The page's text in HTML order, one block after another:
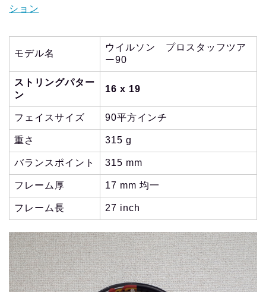
ション
モデル名
ウイルソン プロスタッフツア
ー90
ストリングパター
ン
16 x 19
フェイスサイズ 90平方インチ
重さ 315 g
バランスポイント 315 mm
フレーム厚 17 mm 均一
フレーム長 27 inch